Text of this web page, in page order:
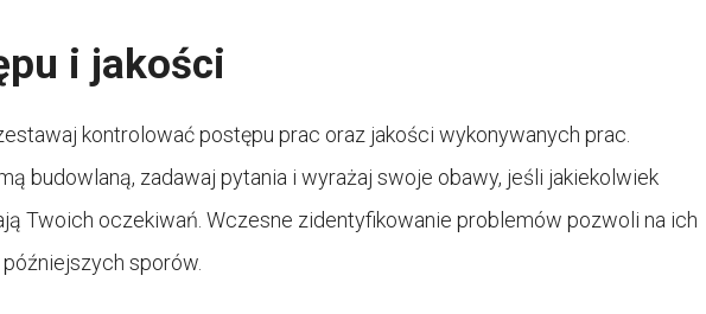
i jakości
kontrolować postępu prac oraz jakości wykonywanych prac.
budowlaną, zadawaj pytania i wyrażaj swoje obawy, jeśli jakiekolwiek
Twoich oczekiwań. Wczesne zidentyfikowanie problemów pozwoli na ich
sporów.